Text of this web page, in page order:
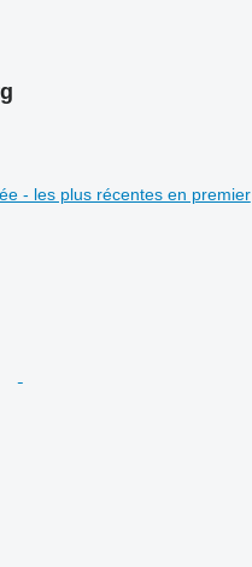
- les plus récentes en premier